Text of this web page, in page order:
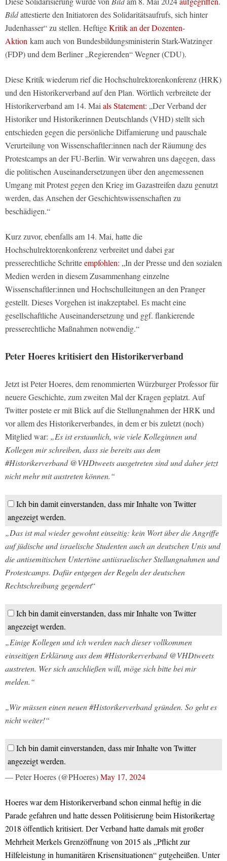
Bildattestierte den Initiatoren des Solidaritätsaufrufs, sich hinter
Judenhasser“ zu stellen. HeftigeKritik an der Dozenten-
Aktion kam auch von Bundesbildungsministerin Stark-Watzinger
(FDP) und dem Berliner „Regierenden“ Wegner (CDU).
Diese Kritik wiederum rief die Hochschulrektorenkonferenz (HRK)
und den Historikerverband auf den Plan. Wörtlich verbreitete der
Historikerverband am 14. Maials Statement: „Der Verband der
Historiker und Historikerinnen Deutschlands (VHD) stellt sich
entschieden gegen die persönliche Diffamierung und pauschale
Verurteilung von Wissenschaftler:innen nach der Räumung des
Protestcamps an der FU-Berlin. Wir verwahren uns dagegen, dass
die politischen Auseinandersetzungen über den angemessenen
Umgang mit Protest gegen den Krieg im Gazastreifen dazu genutzt
werden, das Ansehen der Geschichtswissenschaften zu
beschädigen.“
Kurz zuvor, ebenfalls am 14. Mai, hatte die
Hochschulrektorenkonferenz verbreitet und dabei gar
presserechtliche Schritteempfohlen: „In der Presse und den sozialen
Medien werden in diesem Zusammenhang einzelne
Wissenschaftler:innen und Hochschulleitungen an den Pranger
gestellt. Dieses Vorgehen ist inakzeptabel. Es macht eine
gesellschaftliche Auseinandersetzung und ggf. flankierende
presserechtliche Maßnahmen notwendig.“
Peter Hoeres kritisiert den Historikerverband
Jetzt ist Peter Hoeres, dem renommierten Würzburger Professor für
neuere Geschichte, zum zweiten Mal der Kragen geplatzt. Auf
Twitter postete er mit Blick auf die Stellungnahmen der HRK und
vor allem des Historikerverbandes, in dem er bis zuletzt (noch)
Mitglied war: „Es ist erstaunlich, wie viele Kolleginnen und
Kollegen mir schreiben, dass sie bereits aus dem
#Historikerverband @VHDtweets ausgetreten sind und daher jetzt
nicht mehr mit austreten können.“
Ich bin damit einverstanden, dass mir Inhalte von Twitter
angezeigt werden.
„Das ist mal wieder gewohnt einseitig: kein Wort über die Angriffe
auf jüdische und israelische Studenten auch an deutschen Unis und
die antisemitischen Untertöne antiisraelischer Stellungnahmen und
Protestcamps. Dafür entgegen der Regeln der deutschen
Rechtschreibung gegendert“
Ich bin damit einverstanden, dass mir Inhalte von Twitter
angezeigt werden.
„Einige Kollegen und ich werden nach dieser vollkommen
einseitigen Erklärung aus dem #Historikerverband @VHDtweets
austreten. Wer sich anschließen will, möge sich bitte bei mir
melden.“
„Wir müssen einen neuen #Historikerverband gründen. So geht es
nicht weiter!“
Ich bin damit einverstanden, dass mir Inhalte von Twitter
angezeigt werden.
— Peter Hoeres (@PHoeres)May 17, 2024
Hoeres war dem Historikerverband schon einmal heftig in die
Parade gefahren und hatte dessen Politisierung beim Historikertag
2018 öffentlich kritisiert. Der Verband hatte damals mit großer
Mehrheit Merkels Grenzöffnung von 2015 als „Pflicht zur
Hilfeleistung in humanitären Krisensituationen“ gutgeheißen. Unter